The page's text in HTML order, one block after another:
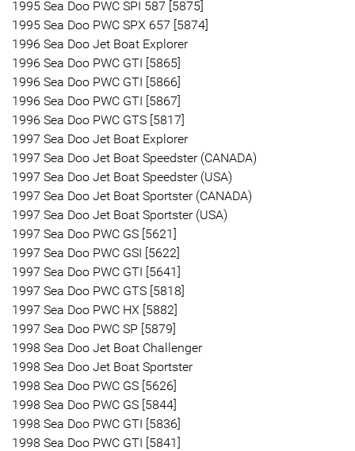
1995 Sea Doo PWC SPI 587 [5875]
1995 Sea Doo PWC SPX 657 [5874]
1996 Sea Doo Jet Boat Explorer
1996 Sea Doo PWC GTI [5865]
1996 Sea Doo PWC GTI [5866]
1996 Sea Doo PWC GTI [5867]
1996 Sea Doo PWC GTS [5817]
1997 Sea Doo Jet Boat Explorer
1997 Sea Doo Jet Boat Speedster (CANADA)
1997 Sea Doo Jet Boat Speedster (USA)
1997 Sea Doo Jet Boat Sportster (CANADA)
1997 Sea Doo Jet Boat Sportster (USA)
1997 Sea Doo PWC GS [5621]
1997 Sea Doo PWC GSI [5622]
1997 Sea Doo PWC GTI [5641]
1997 Sea Doo PWC GTS [5818]
1997 Sea Doo PWC HX [5882]
1997 Sea Doo PWC SP [5879]
1998 Sea Doo Jet Boat Challenger
1998 Sea Doo Jet Boat Sportster
1998 Sea Doo PWC GS [5626]
1998 Sea Doo PWC GS [5844]
1998 Sea Doo PWC GTI [5836]
1998 Sea Doo PWC GTI [5841]